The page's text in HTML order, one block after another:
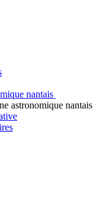
nantais
astronomique nantais